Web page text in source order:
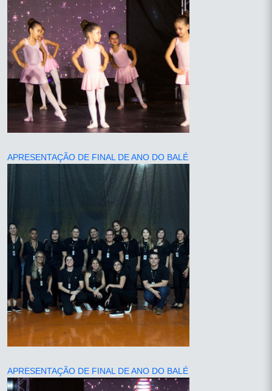
APRESENTAÇÃO DE FINAL DE ANO DO BALÉ
APRESENTAÇÃO DE FINAL DE ANO DO BALÉ